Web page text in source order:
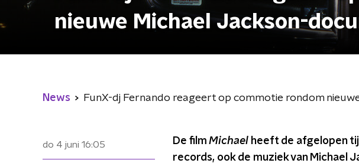
nieuwe Michael Jackson-
News FunX-dj Fernando reageert op commotie rondom
do 4 juni 16:05 De film Michael heeft de afgelopen
records, ook de muziek van Michael